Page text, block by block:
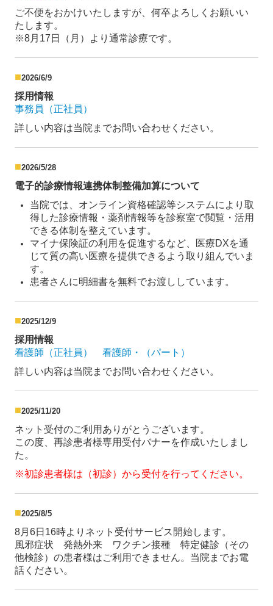
ご不便をおかけいたしますが、何卒よろしくお願いい
たします。
※8月17日（月）より通常診療です。
■2026/6/9
採用情報
事務員（正社員）
詳しい内容は当院までお問い合わせください。
■2026/5/28
電子的診療情報連携体制整備加算について
当院では、オンライン資格確認等システムにより取
得した診療情報・薬剤情報等を診察室で閲覧・活用
できる体制を整えています。
マイナ保険証の利用を促進するなど、医療DXを通
じて質の高い医療を提供できるよう取り組んでいま
す。
患者さんに明細書を無料でお渡ししています。
■2025/12/9
採用情報
看護師（正社員）
看護師・（パート）
詳しい内容は当院までお問い合わせください。
■2025/11/20
ネット受付のご利用ありがとうございます。
この度、再診患者様専用受付バナーを作成いたしまし
た。
※初診患者様は（初診）から受付を行ってください。
■2025/8/5
8月6日16時よりネット受付サービス開始します。
風邪症状発熱外来 ワクチン接種 特定健診（その
他検診）の患者様はご利用できません。 当院までお電
話ください。